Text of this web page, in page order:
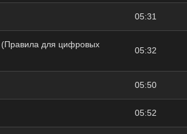
05:31
(Правила для цифровых
05:32
05:50
05:52